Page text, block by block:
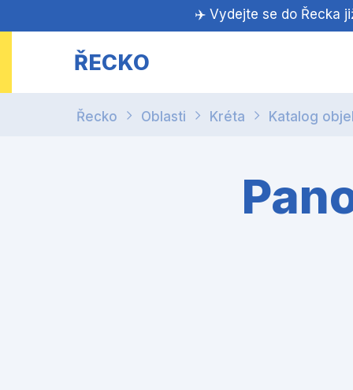
✈️ Vydejte se do Řecka
ŘECKO
Řecko Oblasti Kréta Katalog